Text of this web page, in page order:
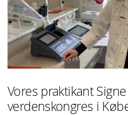
Vores praktikant
verdenskongres i